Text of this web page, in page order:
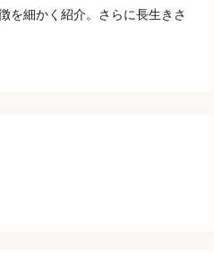
を細かく紹介。さらに長生きさ